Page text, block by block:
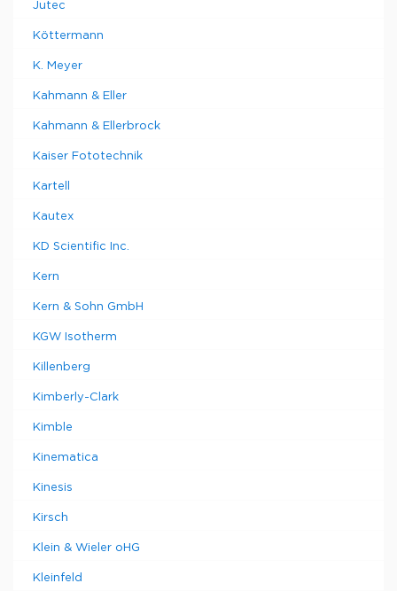
Jutec
Köttermann
K. Meyer
Kahmann & Eller
Kahmann & Ellerbrock
Kaiser Fototechnik
Kartell
Kautex
KD Scientific Inc.
Kern
Kern & Sohn GmbH
KGW Isotherm
Killenberg
Kimberly-Clark
Kimble
Kinematica
Kinesis
Kirsch
Klein & Wieler oHG
Kleinfeld